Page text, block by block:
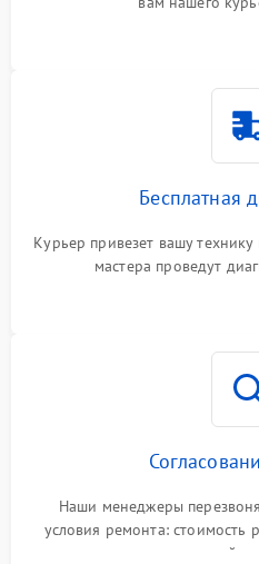
Бесплатная
Курьер привезет вашу
мастера проведут
Наши менеджеры
условия ремонта: стоимость